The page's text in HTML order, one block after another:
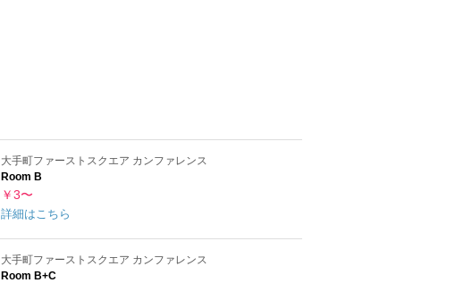
大手町ファーストスクエア カンファレンス
Room B
￥3〜
詳細はこちら
大手町ファーストスクエア カンファレンス
Room B+C